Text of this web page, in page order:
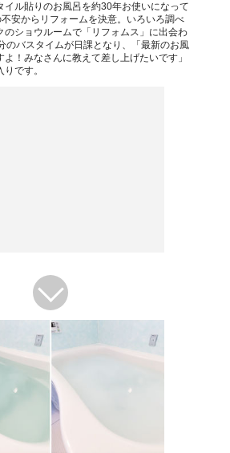
イル貼りのお風呂を約30年お使いになって
安からリフォームを決意。いろいろ調べ
のショウルームで「リフォムス」に出会わ
のバスタイムが日課となり、「最新のお風
！みなさんに教えて差し上げたいです」
です。